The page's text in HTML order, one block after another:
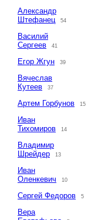
Александр
Штефанец
54
Василий
Сергеев
41
Егор Жгун 39
Вячеслав
Кутеев
37
Артем Горбунов 15
Иван
Тихомиров
14
Владимир
Шрейдер
13
Иван
Оленкевич
10
Сергей Федоров 5
Вера